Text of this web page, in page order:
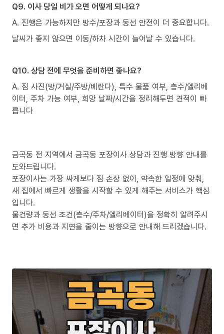
Q9. 이사 당일 비가 오면 어떻게 되나요?
A. 진행은 가능하지만 방수/포장과 동선 안전이 더 중요합니다.
날씨가 좋지 않으면 이동/하차 시간이 늘어날 수 있습니다.
Q10. 상담 전에 무엇을 준비하면 좋나요?
A. 짐 사진(방/거실/주방/베란다), 특수 물품 여부, 층수/엘리베
이터, 주차 가능 여부, 희망 날짜/시간을 정리해두면 견적이 빠
릅니다
금곡동 전 지역에서 금곡동 포장이사 상담과 진행 방향 안내를
도와드립니다.
포장이사는 가장 싸게보다 짐 손상 없이, 약속한 일정에 맞춰,
새 집에서 빠르게 생활을 시작할 수 있게 해주는 서비스가 핵심
입니다.
물건량과 동선 조건(층수/주차/엘리베이터)을 정확히 알려주시
면 추가 비용과 지연을 줄이는 방향으로 안내해 드리겠습니다.